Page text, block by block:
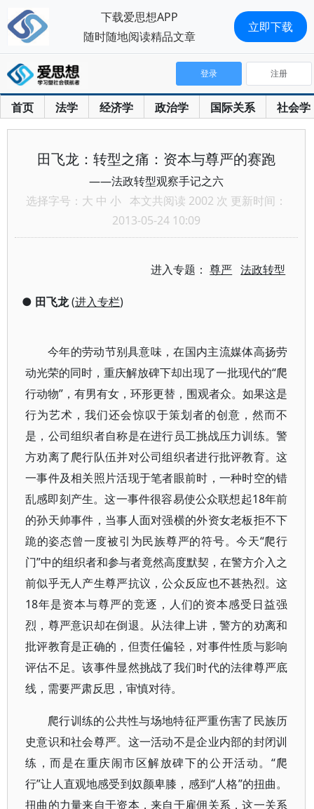
首页 法学 经济学 政治学 国际关系 社会学
登录 注册
田飞龙：转型之痛：资本与尊严的赛跑
——法政转型观察手记之六
选择字号： 大 中 小 本文共阅读 2002 次 更新时间：
2013-05-24 10:09
进入专题：尊严 法政转型
● 田飞龙(进入专栏)
今年的劳动节别具意味，在国内主流媒体高扬劳
动光荣的同时，重庆解放碑下却出现了一批现代的“爬
行动物”，有男有女，环形更替，围观者众。如果这是
行为艺术，我们还会惊叹于策划者的创意，然而不
是，公司组织者自称是在进行员工挑战压力训练。警
方劝离了爬行队伍并对公司组织者进行批评教育。这
一事件及相关照片活现于笔者眼前时，一种时空的错
乱感即刻产生。这一事件很容易使公众联想起18年前
的孙天帅事件，当事人面对强横的外资女老板拒不下
跪的姿态曾一度被引为民族尊严的符号。今天“爬行
门”中的组织者和参与者竟然高度默契，在警方介入之
前似乎无人产生尊严抗议，公众反应也不甚热烈。这
18年是资本与尊严的竞逐，人们的资本感受日益强
烈，尊严意识却在倒退。从法律上讲，警方的劝离和
批评教育是正确的，但责任偏轻，对事件性质与影响
评估不足。该事件显然挑战了我们时代的法律尊严底
线，需要严肃反思，审慎对待。
爬行训练的公共性与场地特征严重伤害了民族历
史意识和社会尊严。这一活动不是企业内部的封闭训
练，而是在重庆闹市区解放碑下的公开活动。“爬
行”让人直观地感受到奴颜卑膝，感到“人格”的扭曲。
扭曲的力量来自于资本，来自于雇佣关系，这一关系
下载爱思想APP
随时随地阅读精品文章
立即下载